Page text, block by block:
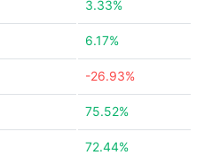
3.33%
6.17%
-26.93%
75.52%
72.44%